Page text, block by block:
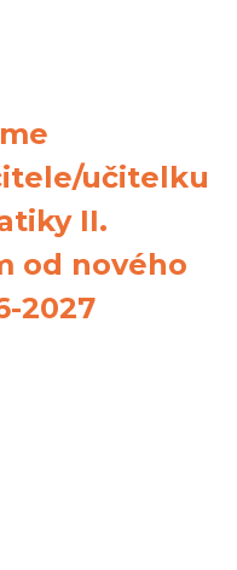
učitelku
II.
od nového
2027